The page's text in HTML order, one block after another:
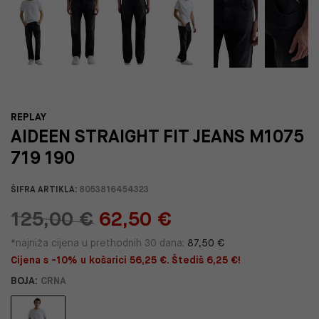
REPLAY
AIDEEN STRAIGHT FIT JEANS M1075
719 190
ŠIFRA ARTIKLA: 8053816454323
125,00 € 62,50 €
*najniža cijena u prethodnih 30 dana: 87,50 €
Cijena s -10% u košarici 56,25 €. Štediš 6,25 €!
BOJA: CRNA